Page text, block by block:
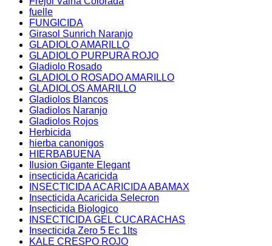
fuelle
FUNGICIDA
Girasol Sunrich Naranjo
GLADIOLO AMARILLO
GLADIOLO PURPURA ROJO
Gladiolo Rosado
GLADIOLO ROSADO AMARILLO
GLADIOLOS AMARILLO
Gladiolos Blancos
Gladiolos Naranjo
Gladiolos Rojos
Herbicida
hierba canonigos
HIERBABUENA
Ilusion Gigante Elegant
insecticida Acaricida
INSECTICIDA ACARICIDA ABAMAX
Insecticida Acaricida Selecron
Insecticida Biologico
INSECTICIDA GEL CUCARACHAS
Insecticida Zero 5 Ec 1lts
KALE CRESPO ROJO